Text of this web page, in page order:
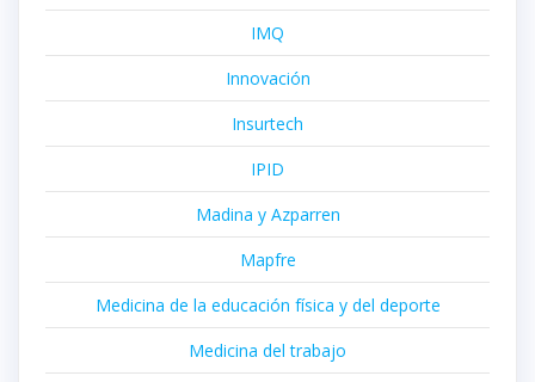
IMQ
Innovación
Insurtech
IPID
Madina y Azparren
Mapfre
Medicina de la educación física y del deporte
Medicina del trabajo